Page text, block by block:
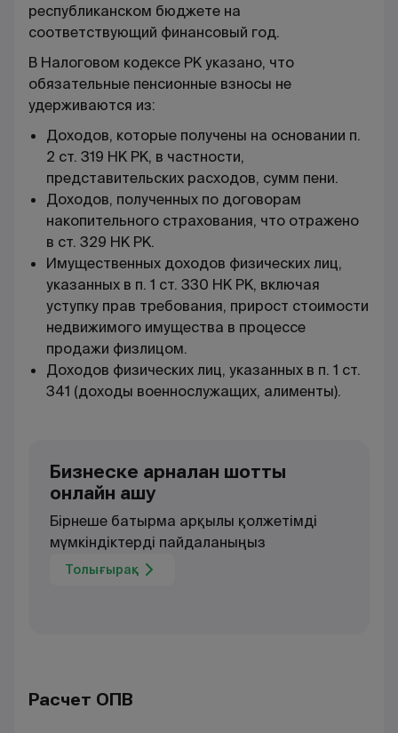
республиканском бюджете на
соответствующий финансовый год.
В Налоговом кодексе РК указано, что
обязательные пенсионные взносы не
удерживаются из:
Доходов, которые получены на основании п.
2 ст. 319 НК РК, в частности,
представительских расходов, сумм пени.
Доходов, полученных по договорам
накопительного страхования, что отражено
в ст. 329 НК РК.
Имущественных доходов физических лиц,
указанных в п. 1 ст. 330 НК РК, включая
уступку прав требования, прирост стоимости
недвижимого имущества в процессе
продажи физлицом.
Доходов физических лиц, указанных в п. 1 ст.
341 (доходы военнослужащих, алименты).
Бизнеске арналған шотты
онлайн ашу
Бірнеше батырма арқылы қолжетімді
мүмкіндіктерді пайдаланыңыз
Толығырақ
Расчет ОПВ